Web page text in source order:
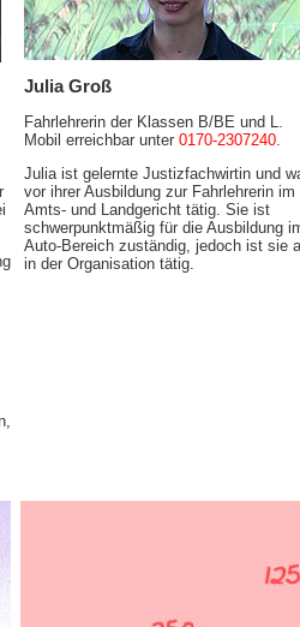
Julia Groß
Fahrlehrerin der Klassen B/BE und L.
Mobil erreichbar unter 0170-2307240
Julia ist gelernte Justizfachwirtin und
vor ihrer Ausbildung zur Fahrlehrerin im
Amts- und Landgericht tätig. Sie ist
schwerpunktmäßig für die Ausbildung
Auto-Bereich zuständig, jedoch ist sie
in der Organisation tätig.